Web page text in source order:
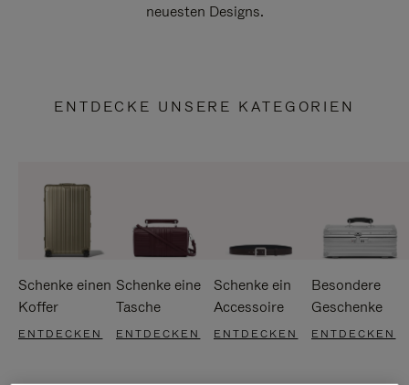
neuesten Designs.
ENTDECKE UNSERE KATEGORIEN
Schenke einen
Koffer
ENTDECKEN
Schenke eine
Tasche
ENTDECKEN
Schenke ein
Accessoire
ENTDECKEN
Besondere
Geschenke
ENTDECKEN